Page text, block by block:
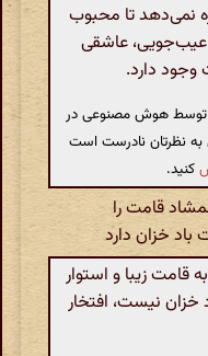
نمی‌دهد تا محبوب
عاشقی
دارد.
توسط هوش مصنوعی در
به نظرتان نادرست است
کنید.
قامت را
خزان دارد
قامت زیبا و استوار
نیست، افتخار